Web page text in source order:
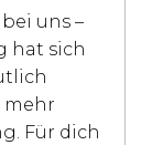
uns –
hat sich
mehr
Für dich